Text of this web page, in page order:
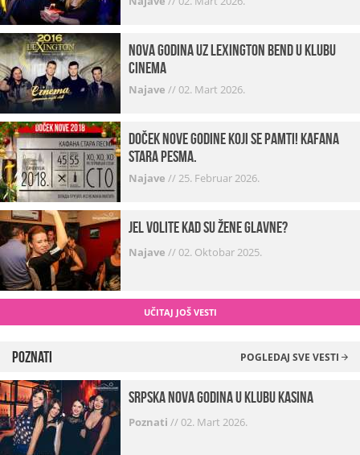
Nova godina uz Lexington bend u klubu
Cinema
Najave //02. Mart 2026.
Doček Nove godine koji se pamti! Kafana
Stara pesma.
Najave //25. Februar 2026.
Jel volite kad su žene glavne?
Najave //02. Oktobar 2025.
UČITAJ JOŠ VESTI
Poznati POGLEDAJ SVE VESTI
Srpska Nova godina u klubu Kasina
Poznati //02. Mart 2026.